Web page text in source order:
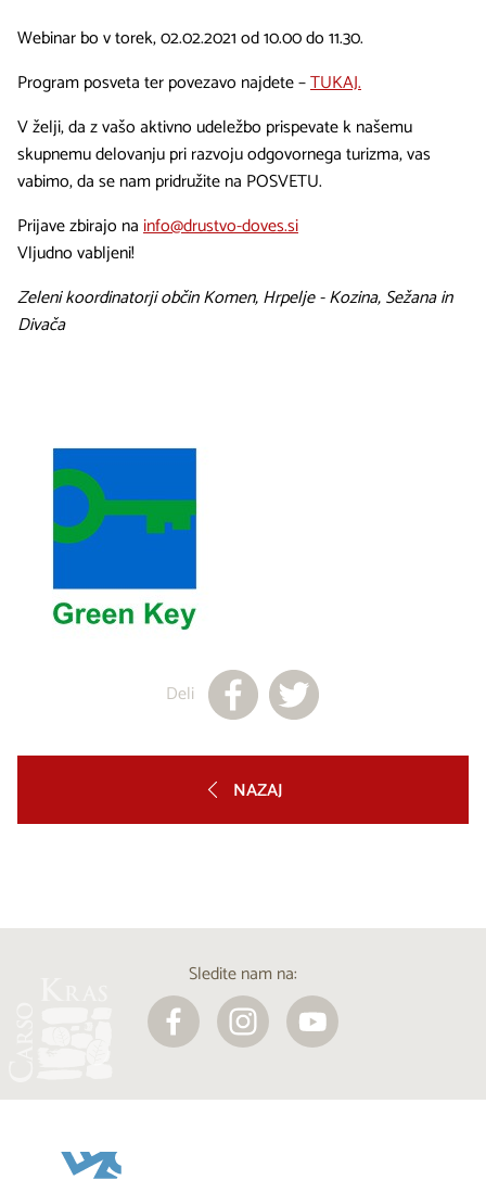
Webinar bo v torek, 02.02.2021 od 10.00 do 11.30.
Program posveta ter povezavo najdete –TUKAJ.
V želji, da z vašo aktivno udeležbo prispevate k našemu
skupnemu delovanju pri razvoju odgovornega turizma, vas
vabimo, da se nam pridružite na POSVETU.
Prijave zbirajo nainfo@drustvo-doves.si
Vljudno vabljeni!
Zeleni koordinatorji občin Komen, Hrpelje - Kozina, Sežana in
Divača
Deli
NAZAJ
Sledite nam na: